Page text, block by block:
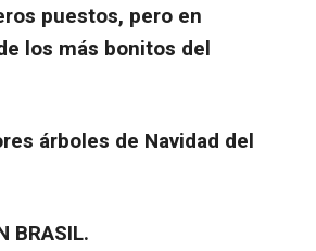
puestos, pero en
los más bonitos del
árboles de Navidad del
BRASIL.